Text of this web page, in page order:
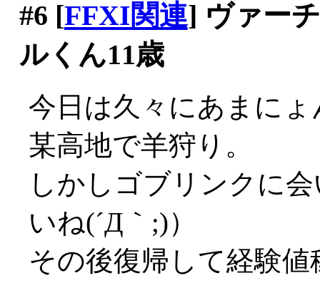
#6 [FFXI関連] ヴァー
ルくん11歳
今日は久々にあまに
某高地で羊狩り。
しかしゴブリンクに
いね(´Д｀;)）
その後復帰して経験